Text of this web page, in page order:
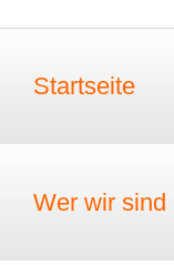
Startseite
Wer wir sind